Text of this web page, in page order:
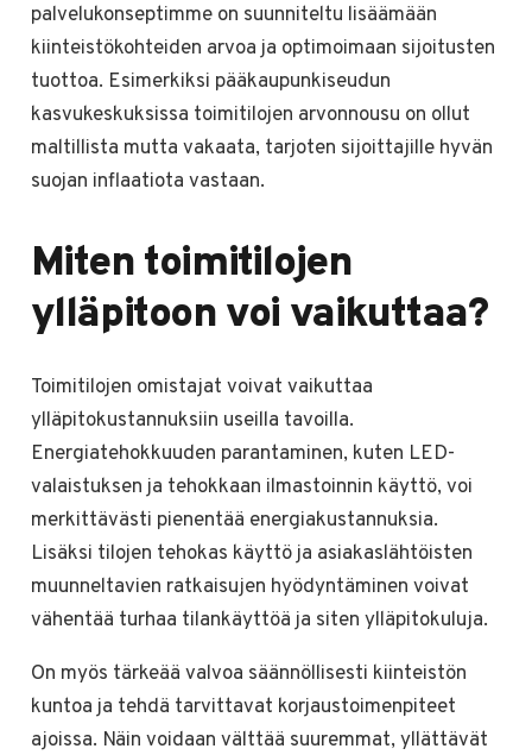
palvelukonseptimme on suunniteltu lisäämään
kiinteistökohteiden arvoa ja optimoimaan sijoitusten
tuottoa. Esimerkiksi pääkaupunkiseudun
kasvukeskuksissa toimitilojen arvonnousu on ollut
maltillista mutta vakaata, tarjoten sijoittajille hyvän
suojan inflaatiota vastaan.
Miten toimitilojen
ylläpitoon voi vaikuttaa?
Toimitilojen omistajat voivat vaikuttaa
ylläpitokustannuksiin useilla tavoilla.
Energiatehokkuuden parantaminen, kuten LED-
valaistuksen ja tehokkaan ilmastoinnin käyttö, voi
merkittävästi pienentää energiakustannuksia.
Lisäksi tilojen tehokas käyttö ja asiakaslähtöisten
muunneltavien ratkaisujen hyödyntäminen voivat
vähentää turhaa tilankäyttöä ja siten ylläpitokuluja.
On myös tärkeää valvoa säännöllisesti kiinteistön
kuntoa ja tehdä tarvittavat korjaustoimenpiteet
ajoissa. Näin voidaan välttää suuremmat, yllättävät